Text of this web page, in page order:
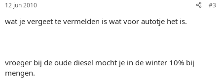
12 jun 2010 #3
wat je vergeet te vermelden is wat voor autotje het is.
vroeger bij de oude diesel mocht je in de winter 10% bij
mengen.